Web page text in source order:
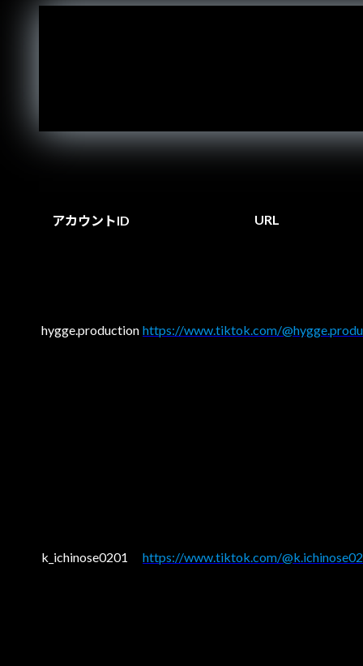
アカウントID URL
hygge.production https://www.tiktok.com/
k_ichinose0201 https://www.tiktok.com/